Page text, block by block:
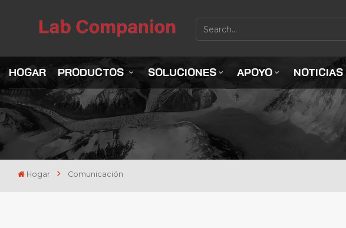
HOGAR PRODUCTOS SOLUCIONES APOYO NOTICIAS
Hogar Comunicación